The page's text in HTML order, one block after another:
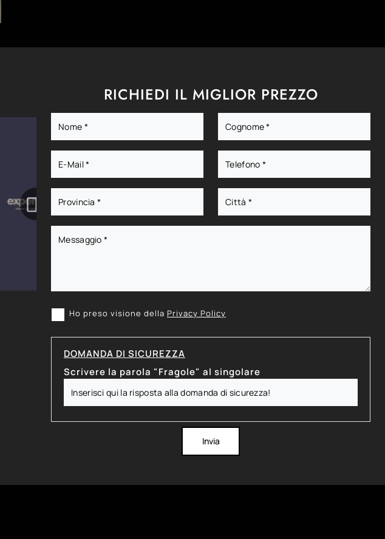
RICHIEDI IL MIGLIOR PREZZO
Ho preso visione della Privacy Policy
DOMANDA DI SICUREZZA
Scrivere la parola "Fragole" al singolare
Invia